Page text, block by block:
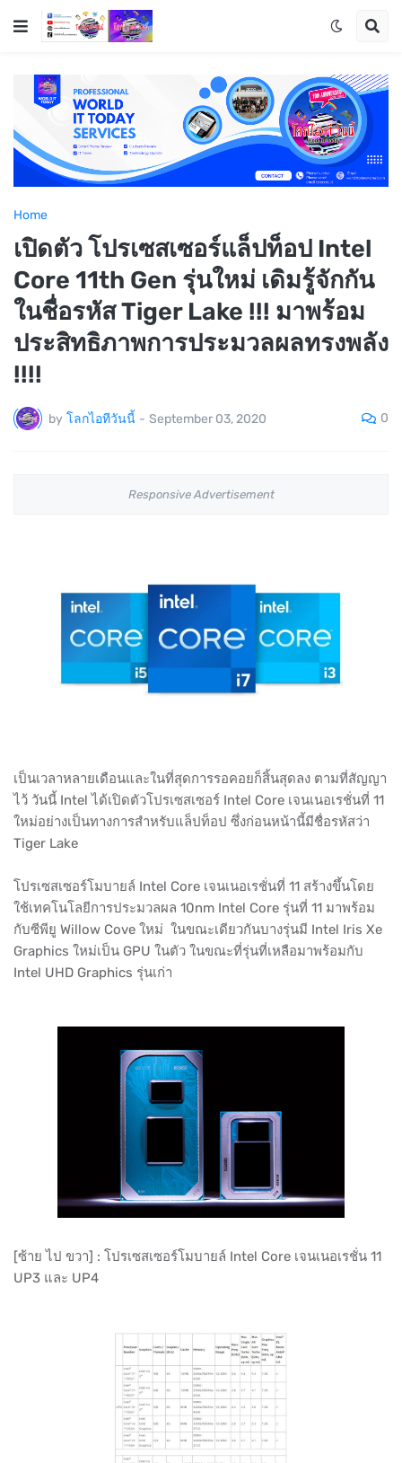
Home
เปิดตัว โปรเซสเซอร์แล็ปท็อป Intel
Core 11th Gen รุ่นใหม่ เดิมรู้จักกัน
ในชื่อรหัส Tiger Lake !!! มาพร้อม
ประสิทธิภาพการประมวลผลทรงพลัง
!!!!
by โลกไอทีวันนี้ - September 03, 2020 0
Responsive Advertisement
เป็นเวลาหลายเดือนและในที่สุดการรอคอยก็สิ้นสุดลง ตามที่สัญญา
ไว้ วันนี้ Intel ได้เปิดตัวโปรเซสเซอร์ Intel Core เจนเนอเรชั่นที่ 11
ใหม่อย่างเป็นทางการสำหรับแล็ปท็อป ซึ่งก่อนหน้านี้มีชื่อรหัสว่า
Tiger Lake
โปรเซสเซอร์โมบายล์ Intel Core เจนเนอเรชั่นที่ 11 สร้างขึ้นโดย
ใช้เทคโนโลยีการประมวลผล 10nm Intel Core รุ่นที่ 11 มาพร้อม
กับซีพียู Willow Cove ใหม่ ในขณะเดียวกันบางรุ่นมี Intel Iris Xe
Graphics ใหม่เป็น GPU ในตัว ในขณะที่รุ่นที่เหลือมาพร้อมกับ
Intel UHD Graphics รุ่นเก่า
[ซ้าย ไป ขวา] : โปรเซสเซอร์โมบายล์ Intel Core เจนเนอเรชั่น 11
UP3 และ UP4